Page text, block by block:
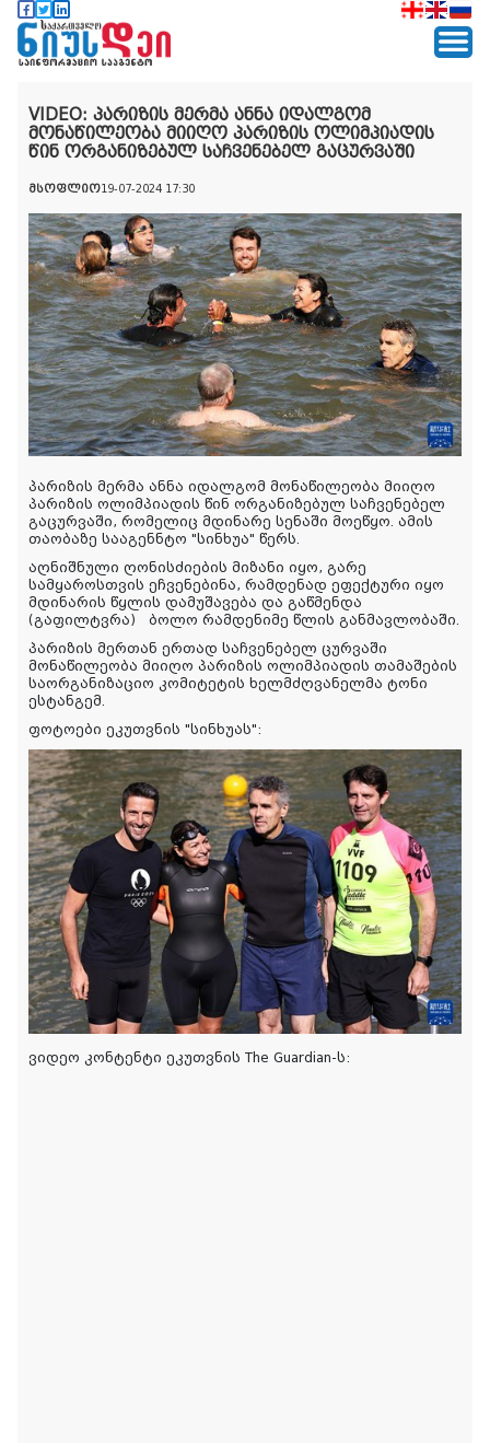
VIDEO: პარიზის მერმა ანნა იდალგომ
მონაწილეობა მიიღო პარიზის ოლიმპიადის
წინ ორგანიზებულ საჩვენებელ გაცურვაში
მსოფლიო19-07-2024 17:30
პარიზის მერმა ანნა იდალგომ მონაწილეობა მიიღო
პარიზის ოლიმპიადის წინ ორგანიზებულ საჩვენებელ
გაცურვაში, რომელიც მდინარე სენაში მოეწყო. ამის
თაობაზე სააგენნტო "სინხუა" წერს.
აღნიშნული ღონისძიების მიზანი იყო, გარე
სამყაროსთვის ეჩვენებინა, რამდენად ეფექტური იყო
მდინარის წყლის დამუშავება და გაწმენდა
(გაფილტვრა) ბოლო რამდენიმე წლის განმავლობაში.
პარიზის მერთან ერთად საჩვენებელ ცურვაში
მონაწილეობა მიიღო პარიზის ოლიმპიადის თამაშების
საორგანიზაციო კომიტეტის ხელმძღვანელმა ტონი
ესტანგემ.
ფოტოები ეკუთვნის "სინხუას":
ვიდეო კონტენტი ეკუთვნის The Guardian-ს: